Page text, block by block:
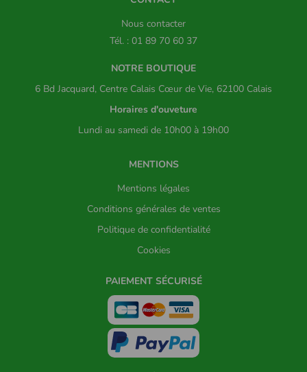
Nous contacter
Tél. : 01 89 70 60 37
NOTRE BOUTIQUE
6 Bd Jacquard, Centre Calais Cœur de Vie, 62100 Calais
Horaires d'ouveture
Lundi au samedi de 10h00 à 19h00
MENTIONS
Mentions légales
Conditions générales de ventes
Politique de confidentialité
Cookies
PAIEMENT SÉCURISÉ